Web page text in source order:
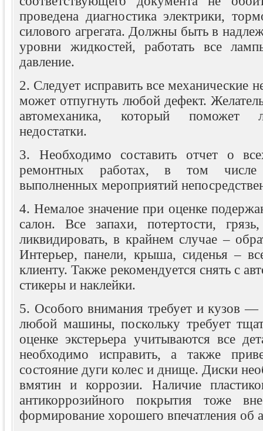
проведена диагностика электрики,
силового агрегата. Должны быть в
уровни жидкостей, работать все
давление.
2. Следует исправить все механические
может отпугнуть любой дефект.
автомеханика, который поможет
недостатки.
3. Необходимо составить отчет о
ремонтных работах, в том числе
выполненных мероприятий
4. Немалое значение при оценке
салон. Все запахи, потертости,
ликвидировать, в крайнем случае –
Интерьер, панели, крыша, сиденья –
клиенту. Также рекомендуется снять с
стикеры и наклейки.
5. Особого внимания требует и кузов —
любой машины, поскольку требует
оценке экстерьера учитываются все
необходимо исправить, а также
состояние дуги колес и днище. Диски
вмятин и коррозии. Наличие
антикоррозийного покрытия тоже
формирование хорошего впечатления об